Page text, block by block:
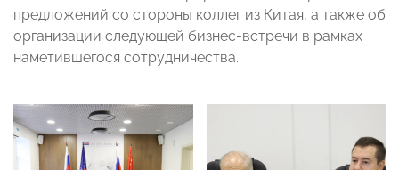
предложений со стороны коллег из Китая, а также об
организации следующей бизнес-встречи в рамках
наметившегося сотрудничества.